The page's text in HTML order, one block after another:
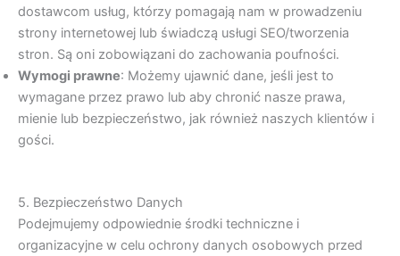
dostawcom usług, którzy pomagają nam w prowadzeniu
strony internetowej lub świadczą usługi SEO/tworzenia
stron. Są oni zobowiązani do zachowania poufności.
Wymogi prawne: Możemy ujawnić dane, jeśli jest to
wymagane przez prawo lub aby chronić nasze prawa,
mienie lub bezpieczeństwo, jak również naszych klientów i
gości.
5. Bezpieczeństwo Danych
Podejmujemy odpowiednie środki techniczne i
organizacyjne w celu ochrony danych osobowych przed